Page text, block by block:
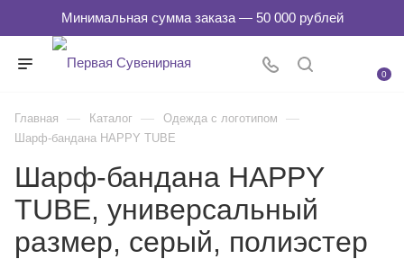
0
Главная — Каталог — Одежда с логотипом —
Шарф-бандана HAPPY TUBE
Шарф-бандана HAPPY
TUBE, универсальный
размер, серый, полиэстер